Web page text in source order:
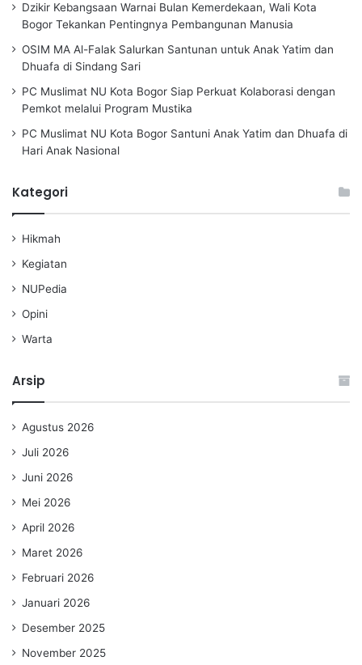
:
Dzikir Kebangsaan Warnai Bulan Kemerdekaan, Wali Kota
Bogor Tekankan Pentingnya Pembangunan Manusia
OSIM MA Al-Falak Salurkan Santunan untuk Anak Yatim dan
Dhuafa di Sindang Sari
PC Muslimat NU Kota Bogor Siap Perkuat Kolaborasi dengan
Pemkot melalui Program Mustika
PC Muslimat NU Kota Bogor Santuni Anak Yatim dan Dhuafa di
Hari Anak Nasional
Kategori
Hikmah
Kegiatan
NUPedia
Opini
Warta
Arsip
Agustus 2026
Juli 2026
Juni 2026
Mei 2026
April 2026
Maret 2026
Februari 2026
Januari 2026
Desember 2025
November 2025